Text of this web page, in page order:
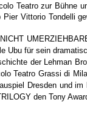
Teatro zur Bühne
Vittorio Tondelli
Ubu für sein
der Lehman
Teatro Grassi di
Dresden und
den Tony